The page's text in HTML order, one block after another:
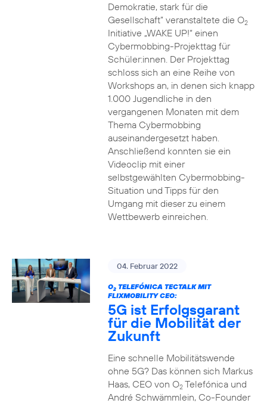
Demokratie, stark für die
Gesellschaft” veranstaltete die O2
Initiative „WAKE UP!“ einen
Cybermobbing-Projekttag für
Schüler:innen. Der Projekttag
schloss sich an eine Reihe von
Workshops an, in denen sich knapp
1.000 Jugendliche in den
vergangenen Monaten mit dem
Thema Cybermobbing
auseinandergesetzt haben.
Anschließend konnten sie ein
Videoclip mit einer
selbstgewählten Cybermobbing-
Situation und Tipps für den
Umgang mit dieser zu einem
Wettbewerb einreichen.
04. Februar 2022
O2TELEFÓNICA TECTALK MIT
FLIXMOBILITY CEO:
5G ist Erfolgsgarant
für die Mobilität der
Zukunft
Eine schnelle Mobilitätswende
ohne 5G? Das können sich Markus
Haas, CEO von O2Telefónica und
André Schwämmlein, Co-Founder